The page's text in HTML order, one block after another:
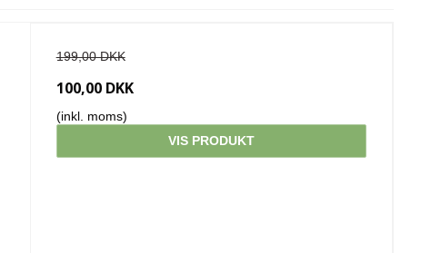
199,00 DKK
100,00 DKK
(inkl. moms)
VIS PRODUKT